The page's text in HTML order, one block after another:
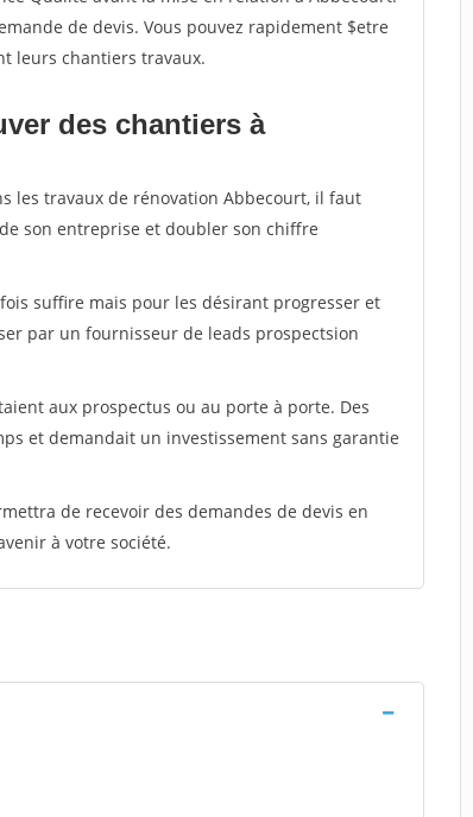
de devis. Vous pouvez rapidement $etre
leurs chantiers travaux.
des chantiers à
les travaux de rénovation Abbecourt, il faut
son entreprise et doubler son chiffre
suffire mais pour les désirant progresser et
par un fournisseur de leads prospectsion
aux prospectus ou au porte à porte. Des
et demandait un investissement sans garantie
de recevoir des demandes de devis en
à votre société.